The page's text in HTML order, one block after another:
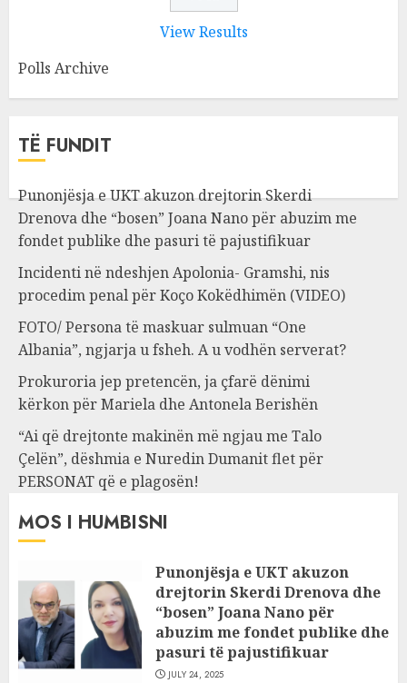
View Results
Polls Archive
TË FUNDIT
Punonjësja e UKT akuzon drejtorin Skerdi
Drenova dhe “bosen” Joana Nano për abuzim me
fondet publike dhe pasuri të pajustifikuar
Incidenti në ndeshjen Apolonia- Gramshi, nis
procedim penal për Koço Kokëdhimën (VIDEO)
FOTO/ Persona të maskuar sulmuan “One
Albania”, ngjarja u fsheh. A u vodhën serverat?
Prokuroria jep pretencën, ja çfarë dënimi
kërkon për Mariela dhe Antonela Berishën
“Ai që drejtonte makinën më ngjau me Talo
Çelën”, dëshmia e Nuredin Dumanit flet për
PERSONAT që e plagosën!
MOS I HUMBISNI
Punonjësja e UKT akuzon
drejtorin Skerdi Drenova dhe
“bosen” Joana Nano për
abuzim me fondet publike dhe
pasuri të pajustifikuar
JULY 24, 2025